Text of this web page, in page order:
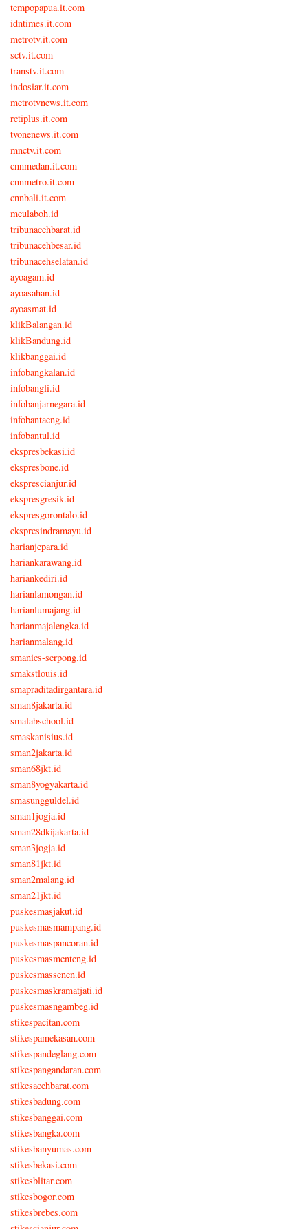
tempopapua.it.com
idntimes.it.com
metrotv.it.com
sctv.it.com
transtv.it.com
indosiar.it.com
metrotvnews.it.com
rctiplus.it.com
tvonenews.it.com
mnctv.it.com
cnnmedan.it.com
cnnmetro.it.com
cnnbali.it.com
meulaboh.id
tribunacehbarat.id
tribunacehbesar.id
tribunacehselatan.id
ayoagam.id
ayoasahan.id
ayoasmat.id
klikBalangan.id
klikBandung.id
klikbanggai.id
infobangkalan.id
infobangli.id
infobanjarnegara.id
infobantaeng.id
infobantul.id
ekspresbekasi.id
ekspresbone.id
eksprescianjur.id
ekspresgresik.id
ekspresgorontalo.id
ekspresindramayu.id
harianjepara.id
hariankarawang.id
hariankediri.id
harianlamongan.id
harianlumajang.id
harianmajalengka.id
harianmalang.id
smanics-serpong.id
smakstlouis.id
smapraditadirgantara.id
sman8jakarta.id
smalabschool.id
smaskanisius.id
sman2jakarta.id
sman68jkt.id
sman8yogyakarta.id
smasungguldel.id
sman1jogja.id
sman28dkijakarta.id
sman3jogja.id
sman81jkt.id
sman2malang.id
sman21jkt.id
puskesmasjakut.id
puskesmasmampang.id
puskesmaspancoran.id
puskesmasmenteng.id
puskesmassenen.id
puskesmaskramatjati.id
puskesmasngambeg.id
stikespacitan.com
stikespamekasan.com
stikespandeglang.com
stikespangandaran.com
stikesacehbarat.com
stikesbadung.com
stikesbanggai.com
stikesbangka.com
stikesbanyumas.com
stikesbekasi.com
stikesblitar.com
stikesbogor.com
stikesbrebes.com